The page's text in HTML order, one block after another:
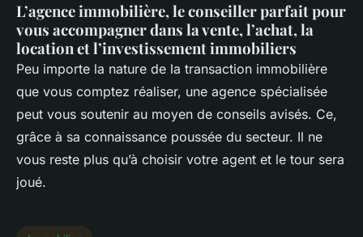
L’agence immobilière, le conseiller parfait pour
vous accompagner dans la vente, l’achat, la
location et l’investissement immobiliers
Peu importe la nature de la transaction immobilière
que vous comptez réaliser, une agence spécialisée
peut vous soutenir au moyen de conseils avisés. Ce,
grâce à sa connaissance poussée du secteur. Il ne
vous reste plus qu’à choisir votre agent et le tour sera
joué.